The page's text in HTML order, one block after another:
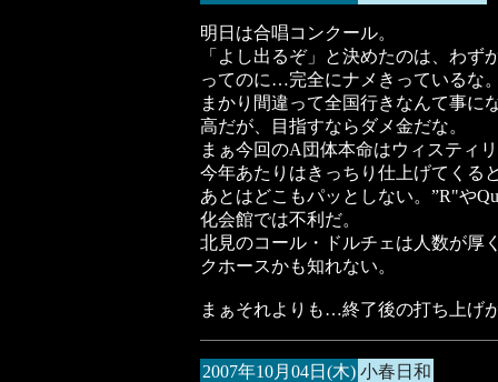
明日は合唱コンクール。
「よし出るぞ」と決めたのは、わ
ってのに…完全にナメきっているな
まかり間違って全国行きなんて事
高だが、目指すならダメ金だな。
まぁ今回のA団体本命はウィスティ
今年あたりはきっちり仕上げてくる
あとはどこもパッとしない。”R"や
化会館では不利だ。
北見のコール・ドルチェは人数が厚
クホースかも知れない。
まぁそれよりも…終了後の打ち上げ
2007年10月04日(木) 小春日和